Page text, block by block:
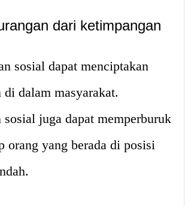
dari ketimpangan
sosial dapat menciptakan
dalam masyarakat.
juga dapat memperburuk
orang yang berada di posisi